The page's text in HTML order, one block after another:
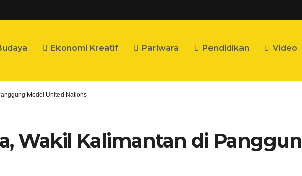
Ekonomi Kreatif Pariwara Pendidikan Video
Model United Nations
Wakil Kalimantan di